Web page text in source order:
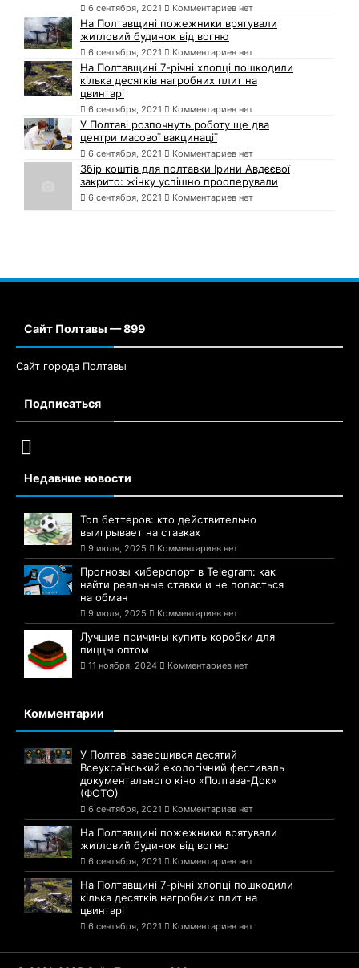
6 сентября, 2021 Комментариев нет
На Полтавщині пожежники врятували
житловий будинок від вогню
6 сентября, 2021 Комментариев нет
На Полтавщині 7-річні хлопці пошкодили
кілька десятків нагробних плит на
цвинтарі
6 сентября, 2021 Комментариев нет
У Полтаві розпочнуть роботу ще два
центри масової вакцинації
6 сентября, 2021 Комментариев нет
Збір коштів для полтавки Ірини Авдєєвої
закрито: жінку успішно прооперували
6 сентября, 2021 Комментариев нет
Сайт Полтавы — 899
Сайт города Полтавы
Подписаться
Недавние новости
Топ беттеров: кто действительно
выигрывает на ставках
9 июля, 2025 Комментариев нет
Прогнозы киберспорт в Telegram: как
найти реальные ставки и не попасться
на обман
9 июля, 2025 Комментариев нет
Лучшие причины купить коробки для
пиццы оптом
11 ноября, 2024 Комментариев нет
Комментарии
У Полтаві завершився десятий
Всеукраїнський екологічний фестиваль
документального кіно «Полтава-Док»
(ФОТО)
6 сентября, 2021 Комментариев нет
На Полтавщині пожежники врятували
житловий будинок від вогню
6 сентября, 2021 Комментариев нет
На Полтавщині 7-річні хлопці пошкодили
кілька десятків нагробних плит на
цвинтарі
6 сентября, 2021 Комментариев нет